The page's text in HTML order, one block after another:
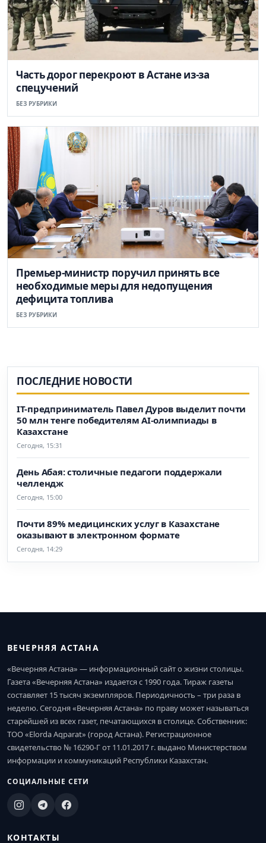
Часть дорог перекроют в Астане из-за
спецучений
БЕЗ РУБРИКИ
Премьер-министр поручил принять все
необходимые меры для недопущения
дефицита топлива
БЕЗ РУБРИКИ
ПОСЛЕДНИЕ НОВОСТИ
IT-предприниматель Павел Дуров выделит почти
50 млн тенге победителям AI-олимпиады в
Казахстане
Сегодня, 15:31
День Абая: столичные педагоги поддержали
челлендж
Сегодня, 15:00
Почти 89% медицинских услуг в Казахстане
оказывают в электронном формате
Сегодня, 14:29
ВЕЧЕРНЯЯ АСТАНА
«Вечерняя Астана» — информационный сайт о жизни столицы.
Газета «Вечерняя Астана» издается с 1990 года. Тираж газеты
составляет 15 тысяч экземпляров. Периодичность – три раза в
неделю. Сегодня «Вечерняя Астана» по праву может называться
старейшей из всех газет, печатающихся в столице. Собственник:
ТОО «Elorda Aqparat» (город Астана). Регистрационное
свидетельство № 16290-Г от 11.01.2017 г. выдано Министерством
информации и коммуникаций Республики Казахстан.
СОЦИАЛЬНЫЕ СЕТИ
КОНТАКТЫ